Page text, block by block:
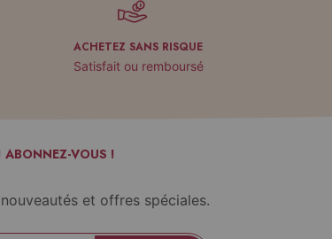
ACHETEZ SANS RISQUE
Satisfait ou remboursé
ABONNEZ-VOUS !
et offres spéciales.